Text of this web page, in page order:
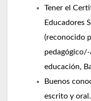
Tener el
Educadores
(reconocido
educación,
Buenos
escrito y oral.